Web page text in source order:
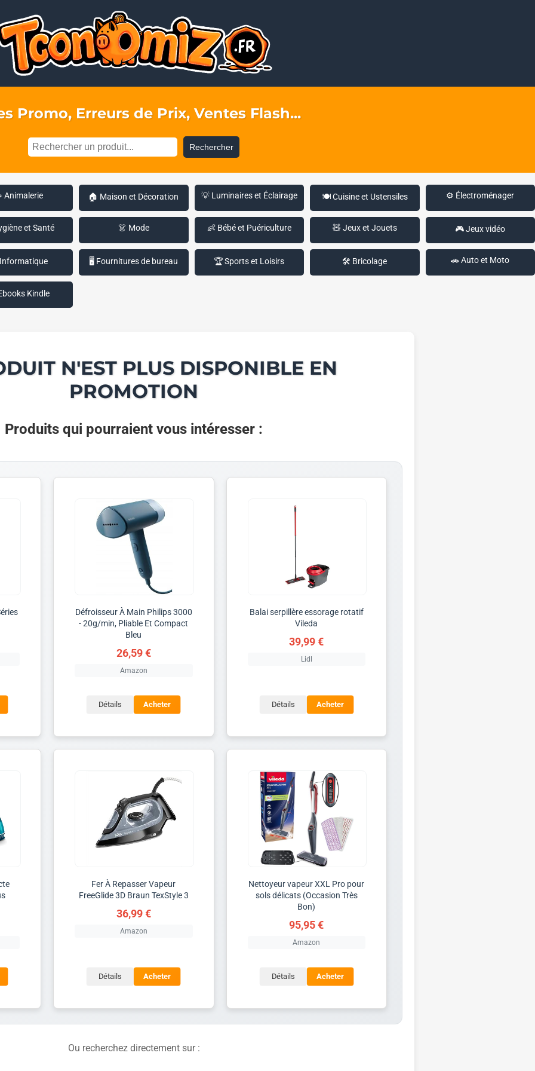
Promo, Erreurs de Prix, Ventes Flash...
Rechercher
Animalerie 🏠 Maison et Décoration 💡 Luminaires et Éclairage 🍽️ Cuisine et Ustensiles ⚙️ Électroménager
et Santé 👗 Mode 👶 Bébé et Puériculture 🧸 Jeux et Jouets 🎮 Jeux vidéo
🖥️ Fournitures de bureau 🏆 Sports et Loisirs 🛠️ Bricolage 🚗 Auto et Moto
Kindle
N'EST PLUS DISPONIBLE EN
PROMOTION
Produits qui pourraient vous intéresser :
Défroisseur À Main Philips 3000
- 20g/min, Pliable Et Compact
Bleu
26,59 €
Amazon
Détails Acheter
Balai serpillère essorage rotatif
Vileda
39,99 €
Lidl
Détails Acheter
Fer À Repasser Vapeur
FreeGlide 3D Braun TexStyle 3
36,99 €
Amazon
Détails Acheter
Nettoyeur vapeur XXL Pro pour
sols délicats (Occasion Très
Bon)
95,95 €
Amazon
Détails Acheter
Ou recherchez directement sur :